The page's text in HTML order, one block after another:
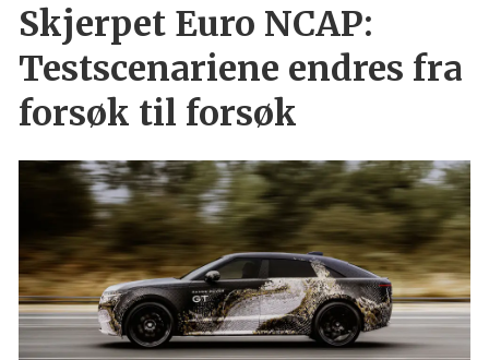
Skjerpet Euro NCAP:
Testscenariene endres fra
forsøk til forsøk